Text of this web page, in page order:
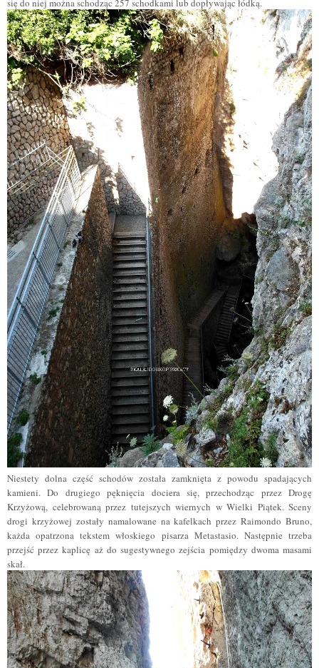
się do niej można schodząc 257 schodkami lub dopływając łódką.
Niestety dolna część schodów została zamknięta z powodu spadających
kamieni. Do drugiego pęknięcia dociera się, przechodząc przez Drogę
Krzyżową, celebrowaną przez tutejszych wiernych w Wielki Piątek. Sceny
drogi krzyżowej zostały namalowane na kafelkach przez Raimondo Bruno,
każda opatrzona tekstem włoskiego pisarza Metastasio. Następnie trzeba
przejść przez kaplicę aż do sugestywnego zejścia pomiędzy dwoma masami
skał.